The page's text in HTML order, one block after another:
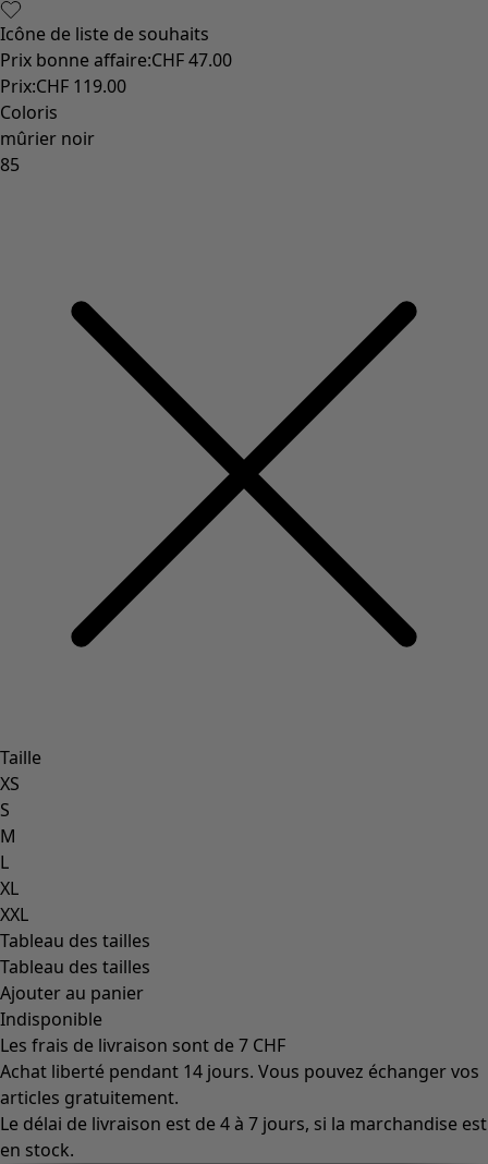
Icône de liste de souhaits
Prix bonne affaire:CHF 47.00
Prix:CHF 119.00
Coloris
mûrier noir
85
Taille
XS
S
M
L
XL
XXL
Tableau des tailles
Tableau des tailles
Ajouter au panier
Indisponible
Les frais de livraison sont de 7 CHF
Achat liberté pendant 14 jours. Vous pouvez échanger vos
articles gratuitement.
Le délai de livraison est de 4 à 7 jours, si la marchandise est
en stock.